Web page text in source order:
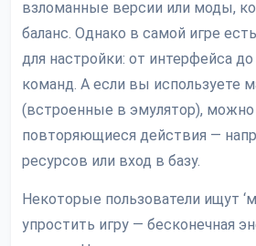
взломанные версии или моды,
баланс. Однако в самой игре
для настройки: от интерфейса
команд. А если вы используете
(встроенные в эмулятор),
повторяющиеся действия —
ресурсов или вход в базу.
Некоторые пользователи ищут
упростить игру — бесконечная